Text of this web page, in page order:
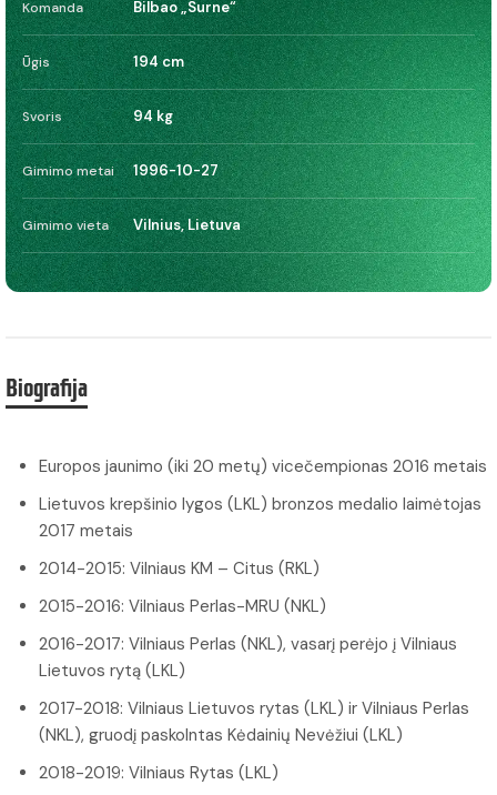
Komanda Bilbao „Surne“
Ūgis 194 cm
Svoris 94 kg
Gimimo metai 1996-10-27
Gimimo vieta Vilnius, Lietuva
Biografija
Europos jaunimo (iki 20 metų) vicečempionas 2016 metais
Lietuvos krepšinio lygos (LKL) bronzos medalio laimėtojas
2017 metais
2014-2015: Vilniaus KM – Citus (RKL)
2015-2016: Vilniaus Perlas-MRU (NKL)
2016-2017: Vilniaus Perlas (NKL), vasarį perėjo į Vilniaus
Lietuvos rytą (LKL)
2017-2018: Vilniaus Lietuvos rytas (LKL) ir Vilniaus Perlas
(NKL), gruodį paskolntas Kėdainių Nevėžiui (LKL)
2018-2019: Vilniaus Rytas (LKL)